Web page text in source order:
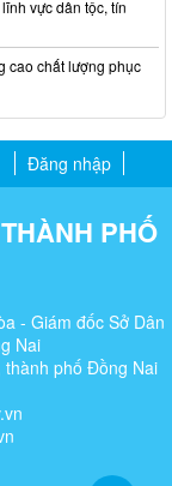
vực dân tộc, tín
cao chất lượng phục
Đăng nhập
PHỐ
- Giám đốc Sở Dân
Nai
phố Đồng Nai